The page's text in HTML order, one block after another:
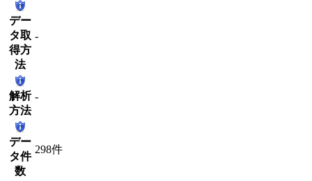
デー
タ取
得方
法
-
解析
方法
-
デー
タ件
数
298件